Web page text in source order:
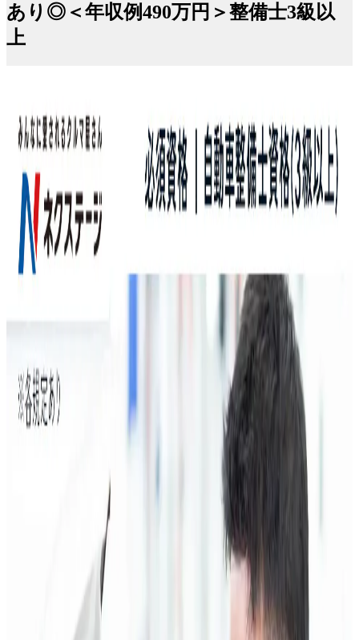
あり◎＜年収例490万円＞整備士3級以
上